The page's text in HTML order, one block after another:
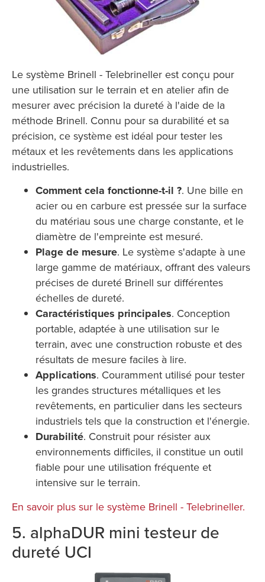
Le système Brinell - Telebrineller est conçu pour
une utilisation sur le terrain et en atelier afin de
mesurer avec précision la dureté à l'aide de la
méthode Brinell. Connu pour sa durabilité et sa
précision, ce système est idéal pour tester les
métaux et les revêtements dans les applications
industrielles.
Comment cela fonctionne-t-il ?. Une bille en
acier ou en carbure est pressée sur la surface
du matériau sous une charge constante, et le
diamètre de l'empreinte est mesuré.
Plage de mesure. Le système s'adapte à une
large gamme de matériaux, offrant des valeurs
précises de dureté Brinell sur différentes
échelles de dureté.
Caractéristiques principales. Conception
portable, adaptée à une utilisation sur le
terrain, avec une construction robuste et des
résultats de mesure faciles à lire.
Applications. Couramment utilisé pour tester
les grandes structures métalliques et les
revêtements, en particulier dans les secteurs
industriels tels que la construction et l'énergie.
Durabilité. Construit pour résister aux
environnements difficiles, il constitue un outil
fiable pour une utilisation fréquente et
intensive sur le terrain.
En savoir plus sur le système Brinell - Telebrineller.
5. alphaDUR mini testeur de
dureté UCI